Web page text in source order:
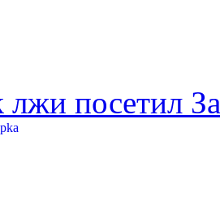
лжи посетил